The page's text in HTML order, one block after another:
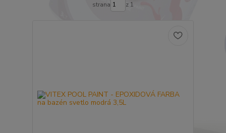
strana z 1